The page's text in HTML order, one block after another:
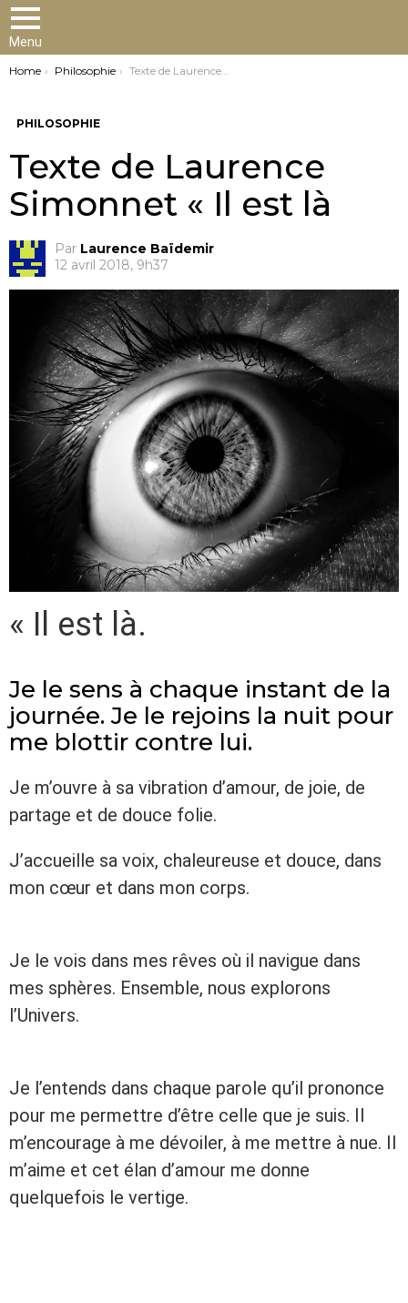
Menu
You are here:
Home Philosophie Texte de Laurence Simonnet « Il est là
PHILOSOPHIE
Texte de Laurence
Simonnet « Il est là
Par Laurence Baïdemir
12 avril 2018, 9h37
« Il est là.
Je le sens à chaque instant de la
journée. Je le rejoins la nuit pour
me blottir contre lui.
Je m’ouvre à sa vibration d’amour, de joie, de
partage et de douce folie.
J’accueille sa voix, chaleureuse et douce, dans
mon cœur et dans mon corps.
Je le vois dans mes rêves où il navigue dans
mes sphères. Ensemble, nous explorons
l’Univers.
Je l’entends dans chaque parole qu’il prononce
pour me permettre d’être celle que je suis. Il
m’encourage à me dévoiler, à me mettre à nue. Il
m’aime et cet élan d’amour me donne
quelquefois le vertige.